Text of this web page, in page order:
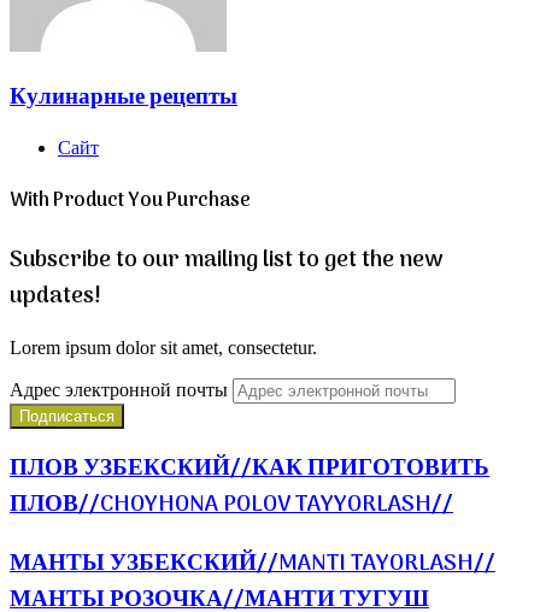
Кулинарные рецепты
Сайт
With Product You Purchase
Subscribe to our mailing list to get the new
updates!
Lorem ipsum dolor sit amet, consectetur.
Адрес электронной почты
ПЛОВ УЗБЕКСКИЙ//КАК ПРИГОТОВИТЬ
ПЛОВ//CHOYHONA POLOV TAYYORLASH//
МАНТЫ УЗБЕКСКИЙ//MANTI TAYORLASH//
МАНТЫ РОЗОЧКА//МАНТИ ТУГУШ